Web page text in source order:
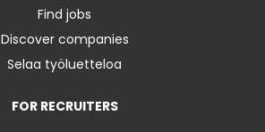
Find jobs
Discover companies
Selaa työluetteloa
FOR RECRUITERS